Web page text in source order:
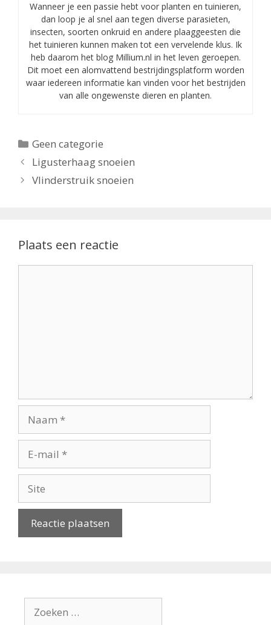
Wanneer je een passie hebt voor planten en tuinieren,
dan loop je al snel aan tegen diverse parasieten,
insecten, soorten onkruid en andere plaaggeesten die
het tuinieren kunnen maken tot een vervelende klus. Ik
heb daarom het blog Millium.nl in het leven geroepen.
Dit moet een alomvattend bestrijdingsplatform worden
waar iedereen informatie kan vinden voor het bestrijden
van alle ongewenste dieren en planten.
Categorieën
Geen categorie
Ligusterhaag snoeien
Vlinderstruik snoeien
Plaats een reactie
mail
naar: